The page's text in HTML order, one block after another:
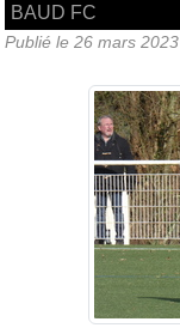
BAUD FC
Publié le 26 mars 2023